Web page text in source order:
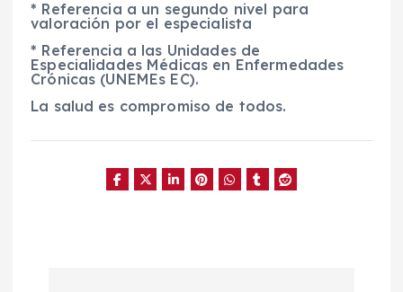
* Referencia a un segundo nivel para
valoración por el especialista
* Referencia a las Unidades de
Especialidades Médicas en Enfermedades
Crónicas (UNEMEs EC).
La salud es compromiso de todos.